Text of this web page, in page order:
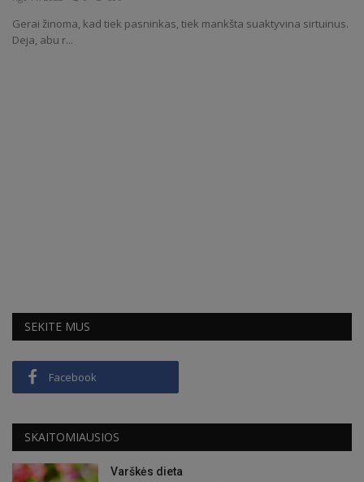
Receptai
Gerai žinoma, kad tiek pasninkas, tiek mankšta suaktyvina sirtuinus.
Deja, abu r...
SEKITE MUS
Facebook
SKAITOMIAUSIOS
Varškės dieta